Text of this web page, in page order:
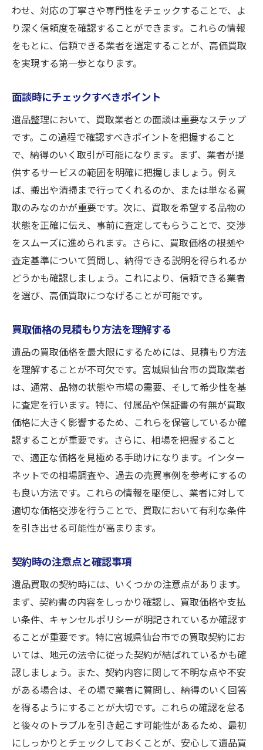
わせ、対応の丁寧さや専門性をチェックすることで、よ
り深く信頼度を確認することができます。これらの情報
をもとに、信頼できる業者を選定することが、高価買取
を実現する第一歩となります。
面談時にチェックすべきポイント
遺品整理において、買取業者との面談は重要なステップ
です。この過程で確認すべきポイントを把握すること
で、納得のいく取引が可能になります。まず、業者が提
供するサービスの範囲を明確に把握しましょう。例え
ば、搬出や清掃まで行ってくれるのか、または単なる買
取のみなのかが重要です。次に、買取を希望する品物の
状態を正確に伝え、事前に査定してもらうことで、交渉
をスムーズに進められます。さらに、買取価格の根拠や
査定基準について質問し、納得できる説明を得られるか
どうかも確認しましょう。これにより、信頼できる業者
を選び、高価買取につなげることが可能です。
買取価格の見積もり方法を理解する
遺品の買取価格を最大限にするためには、見積もり方法
を理解することが不可欠です。宮城県仙台市の買取業者
は、通常、品物の状態や市場の需要、そして希少性を基
に査定を行います。特に、付属品や保証書の有無が買取
価格に大きく影響するため、これらを保管しているか確
認することが重要です。さらに、相場を把握すること
で、適正な価格を見極める手助けになります。インター
ネットでの相場調査や、過去の売買事例を参考にするの
も良い方法です。これらの情報を駆使し、業者に対して
適切な価格交渉を行うことで、買取において有利な条件
を引き出せる可能性が高まります。
契約時の注意点と確認事項
遺品買取の契約時には、いくつかの注意点があります。
まず、契約書の内容をしっかり確認し、買取価格や支払
い条件、キャンセルポリシーが明記されているか確認す
ることが重要です。特に宮城県仙台市での買取契約にお
いては、地元の法令に従った契約が結ばれているかも確
認しましょう。また、契約内容に関して不明な点や不安
がある場合は、その場で業者に質問し、納得のいく回答
を得るようにすることが大切です。これらの確認を怠る
と後々のトラブルを引き起こす可能性があるため、最初
にしっかりとチェックしておくことが、安心して遺品買